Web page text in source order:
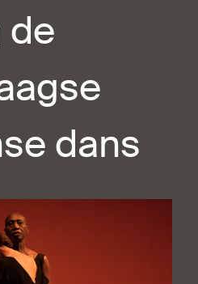
de
dans